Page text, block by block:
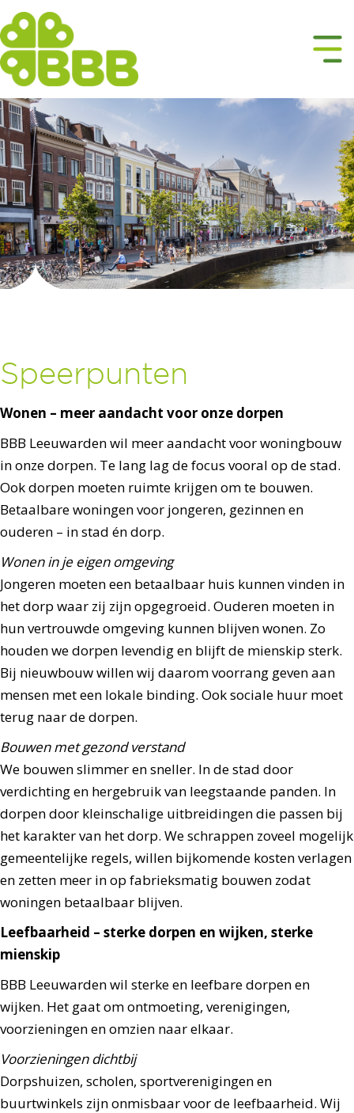
Speerpunten
Wonen – meer aandacht voor onze dorpen
BBB Leeuwarden wil meer aandacht voor woningbouw
in onze dorpen. Te lang lag de focus vooral op de stad.
Ook dorpen moeten ruimte krijgen om te bouwen.
Betaalbare woningen voor jongeren, gezinnen en
ouderen – in stad én dorp.
Wonen in je eigen omgeving
Jongeren moeten een betaalbaar huis kunnen vinden in
het dorp waar zij zijn opgegroeid. Ouderen moeten in
hun vertrouwde omgeving kunnen blijven wonen. Zo
houden we dorpen levendig en blijft de mienskip sterk.
Bij nieuwbouw willen wij daarom voorrang geven aan
mensen met een lokale binding. Ook sociale huur moet
terug naar de dorpen.
Bouwen met gezond verstand
We bouwen slimmer en sneller. In de stad door
verdichting en hergebruik van leegstaande panden. In
dorpen door kleinschalige uitbreidingen die passen bij
het karakter van het dorp. We schrappen zoveel mogelijk
gemeentelijke regels, willen bijkomende kosten verlagen
en zetten meer in op fabrieksmatig bouwen zodat
woningen betaalbaar blijven.
Leefbaarheid – sterke dorpen en wijken, sterke
mienskip
BBB Leeuwarden wil sterke en leefbare dorpen en
wijken. Het gaat om ontmoeting, verenigingen,
voorzieningen en omzien naar elkaar.
Voorzieningen dichtbij
Dorpshuizen, scholen, sportverenigingen en
buurtwinkels zijn onmisbaar voor de leefbaarheid. Wij